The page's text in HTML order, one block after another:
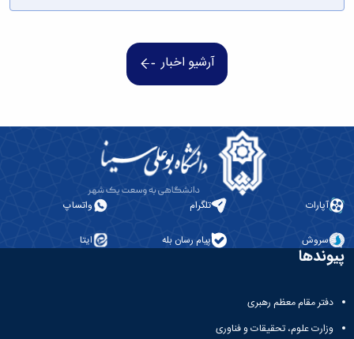
مجلات
آرشیو اخبار
آپارات تلگرام واتساپ
سروش پیام رسان بله ایتا
پیوندها
دفتر مقام معظم رهبری
وزارت علوم، تحقیقات و فناوری